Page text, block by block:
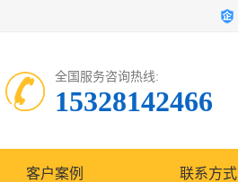
全国服务咨询热线:
15328142466
客户案例 联系方式